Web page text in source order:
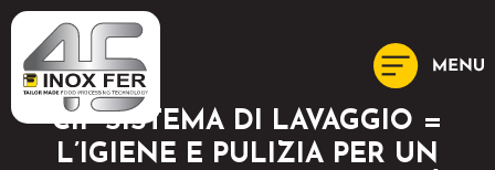
CIP SISTEMA DI LAVAGGIO =
L’IGIENE E PULIZIA PER UN